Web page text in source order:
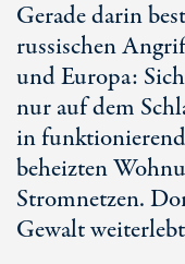
Gerade darin
russischen
und Europa:
nur auf dem
in
beheizten
Stromnetzen.
Gewalt